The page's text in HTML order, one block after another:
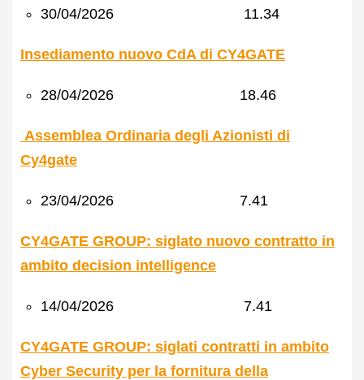
30/04/2026 11.34
Insediamento nuovo CdA di CY4GATE
28/04/2026 18.46
Assemblea Ordinaria degli Azionisti di
Cy4gate
23/04/2026 7.41
CY4GATE GROUP: siglato nuovo contratto in
ambito decision intelligence
14/04/2026 7.41
CY4GATE GROUP: siglati contratti in ambito
Cyber Security per la fornitura della